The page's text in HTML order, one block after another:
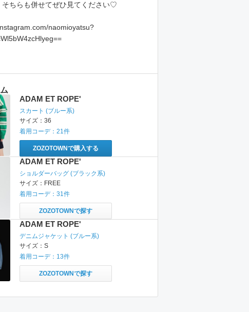
ADAM ET ROPE'
スカート (ブルー系)
サイズ： 36
着用コーデ： 21件
ZOZOTOWNで購入する
ADAM ET ROPE'
ショルダーバッグ (ブラック系)
サイズ： FREE
着用コーデ： 31件
ZOZOTOWNで探す
ADAM ET ROPE'
デニムジャケット (ブルー系)
サイズ： S
着用コーデ： 13件
ZOZOTOWNで探す
そちらも併せてぜひ見てください♡
naomioyatsu?